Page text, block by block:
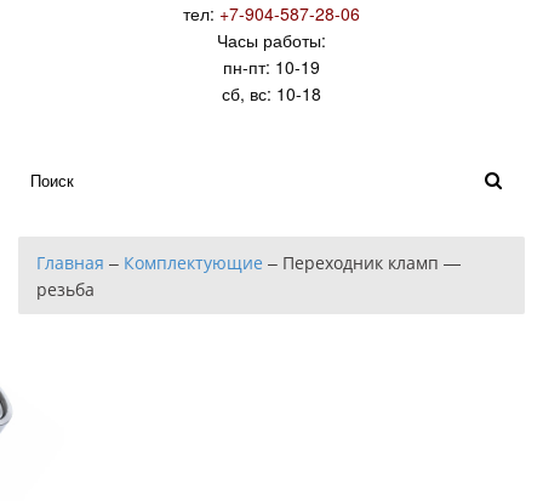
тел: +7-904-587-28-06
Часы работы:
пн-пт: 10-19
сб, вс: 10-18
Главная – Комплектующие – Переходник кламп —
резьба